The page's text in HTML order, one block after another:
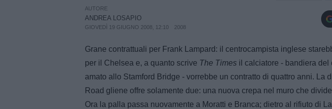
AUTORE
ANDREA LOSAPIO
GIOVEDÌ 19 GIUGNO 2008, 12:10 2008
Grane contrattuali per Frank Lampard: il centrocampista inglese
per il Chelsea e, a quanto scrive The Times il calciatore - bandiera
amato allo Stamford Bridge - vorrebbe un contratto di quattro anni. La
Road gliene offre solamente due: una nuova crepa nel muro che
Ora la palla passa nuovamente a Moratti e Branca; dietro al rifiuto di